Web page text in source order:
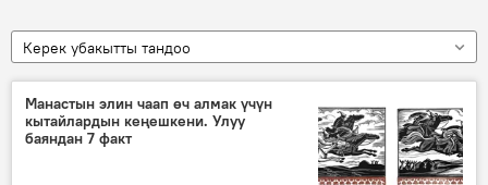
Керек убакытты тандоо
Манастын элин чаап өч алмак үчүн
кытайлардын кеңешкени. Улуу
баяндан 7 факт